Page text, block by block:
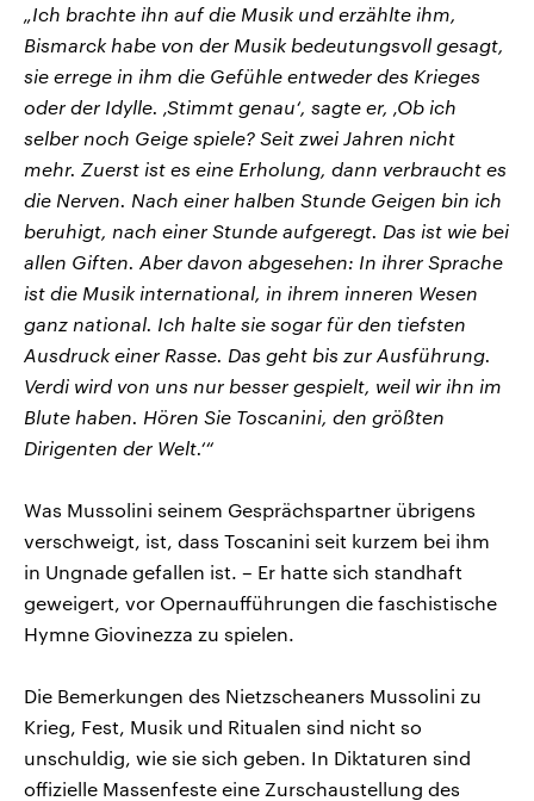
„Ich brachte ihn auf die Musik und erzählte ihm,
Bismarck habe von der Musik bedeutungsvoll gesagt,
sie errege in ihm die Gefühle entweder des Krieges
oder der Idylle. ‚Stimmt genau‘, sagte er, ‚Ob ich
selber noch Geige spiele? Seit zwei Jahren nicht
mehr. Zuerst ist es eine Erholung, dann verbraucht es
die Nerven. Nach einer halben Stunde Geigen bin ich
beruhigt, nach einer Stunde aufgeregt. Das ist wie bei
allen Giften. Aber davon abgesehen: In ihrer Sprache
ist die Musik international, in ihrem inneren Wesen
ganz national. Ich halte sie sogar für den tiefsten
Ausdruck einer Rasse. Das geht bis zur Ausführung.
Verdi wird von uns nur besser gespielt, weil wir ihn im
Blute haben. Hören Sie Toscanini, den größten
Dirigenten der Welt.‘“
Was Mussolini seinem Gesprächspartner übrigens
verschweigt, ist, dass Toscanini seit kurzem bei ihm
in Ungnade gefallen ist. – Er hatte sich standhaft
geweigert, vor Opernaufführungen die faschistische
Hymne Giovinezza zu spielen.
Die Bemerkungen des Nietzscheaners Mussolini zu
Krieg, Fest, Musik und Ritualen sind nicht so
unschuldig, wie sie sich geben. In Diktaturen sind
offizielle Massenfeste eine Zurschaustellung des